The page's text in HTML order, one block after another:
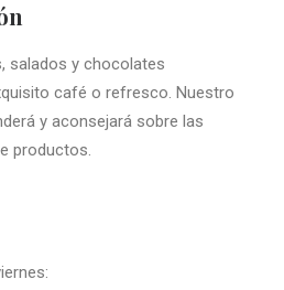
salados y chocolates
café o refresco. Nuestro
y aconsejará sobre las
productos.